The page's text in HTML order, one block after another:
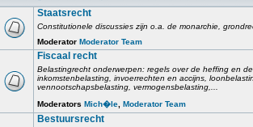
Staatsrecht
Constitutionele discussies zijn o.a. de monarchie,
Moderator Moderator Team
Fiscaal recht
Belastingrecht onderwerpen: regels over de heffing en
inkomstenbelasting, invoerrechten en accijns,
vennootschapsbelasting, vermogensbelasting,...
Moderators Mich�le Moderator Team
Bestuursrecht